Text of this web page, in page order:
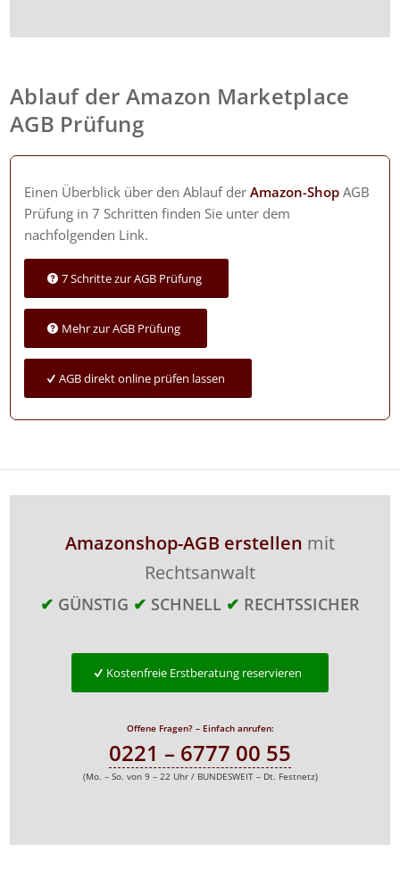
Ablauf der Amazon Marketplace
AGB Prüfung
Einen Überblick über den Ablauf derAmazon-ShopAGB
Prüfung in 7 Schritten finden Sie unter dem
nachfolgenden Link.
7 Schritte zur AGB Prüfung
Mehr zur AGB Prüfung
AGB direkt online prüfen lassen
Amazonshop-AGB erstellen mit
Rechtsanwalt
✔ GÜNSTIG ✔ SCHNELL ✔ RECHTSSICHER
Kostenfreie Erstberatung reservieren
Offene Fragen? – Einfach anrufen:
0221 – 6777 00 55
(Mo. – So. von 9 – 22 Uhr / BUNDESWEIT – Dt. Festnetz)